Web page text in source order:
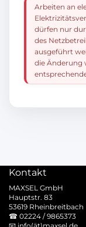
Arbeiten an
dürfen nur
des
ausgeführt
die Änderung
Kontakt
MAXSEL GmbH
Hauptstr. 83
53619 Rheinbreitbach
☎ 02224 / 9865373